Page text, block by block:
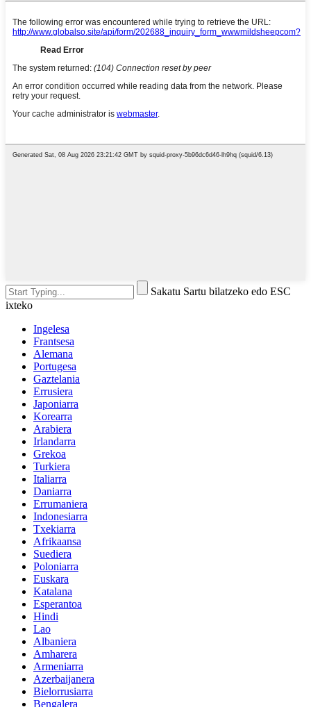
Sakatu Sartu bilatzeko edo ESC
ixteko
Ingelesa
Frantsesa
Alemana
Portugesa
Gaztelania
Errusiera
Japoniarra
Korearra
Arabiera
Irlandarra
Grekoa
Turkiera
Italiarra
Daniarra
Errumaniera
Indonesiarra
Txekiarra
Afrikaansa
Suediera
Poloniarra
Euskara
Katalana
Esperantoa
Hindi
Lao
Albaniera
Amharera
Armeniarra
Azerbaijanera
Bielorrusiarra
Bengalera